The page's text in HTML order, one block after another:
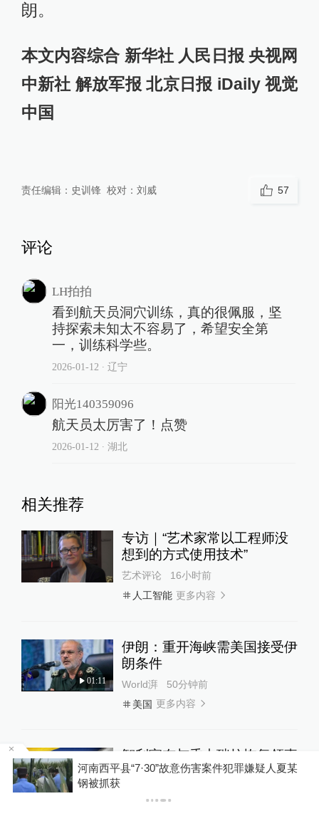
朗。
本文内容综合 新华社 人民日报 央视网
中新社 解放军报 北京日报 iDaily 视觉
中国
责任编辑： 史训锋 校对： 刘威 57
评论
LH拍拍
看到航天员洞穴训练，真的很佩服，坚
持探索未知太不容易了，希望安全第
一，训练科学些。
2026-01-12 ∙ 辽宁
阳光140359096
航天员太厉害了！点赞
2026-01-12 ∙ 湖北
相关推荐
专访｜“艺术家常以工程师没
想到的方式使用技术”
艺术评论
16小时前
人工智能 更多内容
01:11
伊朗：重开海峡需美国接受伊
朗条件
World湃
50分钟前
美国 更多内容
智利宣布与委内瑞拉恢复领事
关系
伊朗媒体发布伊朗最高领袖视频